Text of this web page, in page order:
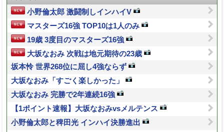
小野倫太郎 激闘制しインハイV
マスターズ16強 TOP10は1人のみ
19歳 3度目のマスターズ16強
大坂なおみ 次戦は地元期待の23歳
坂本怜 世界268位に屈し4強ならず
大坂なおみ「すごく楽しかった」
大坂なおみ 完勝で2年連続16強
【1ポイント速報】大坂なおみvsメルテンス
小野倫太郎と稗田光 インハイ決勝進出